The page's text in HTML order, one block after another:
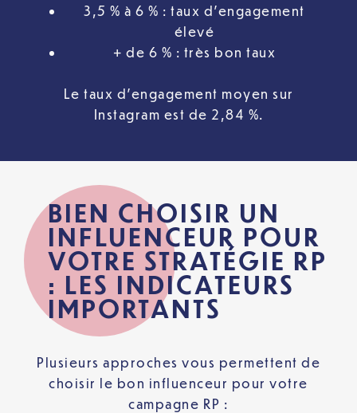
3,5 % à 6 % : taux d’engagement
élevé
+ de 6 % : très bon taux
Le taux d’engagement moyen sur
Instagram est de 2,84 %.
BIEN CHOISIR UN
INFLUENCEUR POUR
VOTRE STRATÉGIE RP
: LES INDICATEURS
IMPORTANTS
Plusieurs approches vous permettent de
choisir le bon influenceur pour votre
campagne RP :